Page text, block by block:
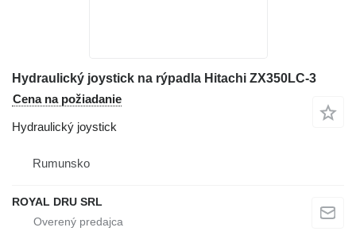
Hydraulický joystick na rýpadla Hitachi ZX350LC-3
Cena na požiadanie
Hydraulický joystick
Rumunsko
ROYAL DRU SRL